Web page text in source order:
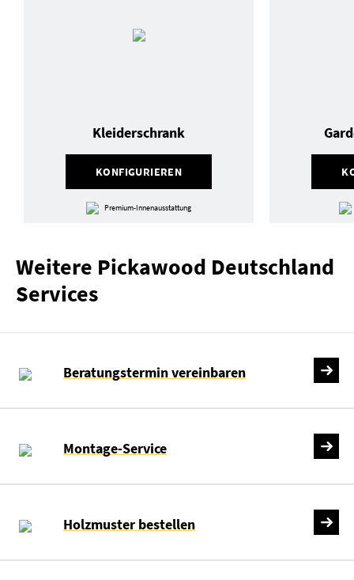
KONFIGURIEREN
Kleiderschrank
Premium-Innenausstattung
Weitere Pickawood Deutschland
Services
Beratungstermin vereinbaren
Montage-Service
Holzmuster bestellen